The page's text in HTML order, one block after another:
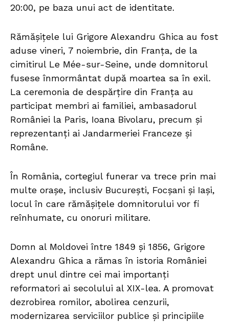
20:00, pe baza unui act de identitate.
Rămășițele lui Grigore Alexandru Ghica au fost
aduse vineri, 7 noiembrie, din Franța, de la
cimitirul Le Mée-sur-Seine, unde domnitorul
fusese înmormântat după moartea sa în exil.
La ceremonia de despărțire din Franța au
participat membri ai familiei, ambasadorul
României la Paris, Ioana Bivolaru, precum și
reprezentanți ai Jandarmeriei Franceze și
Române.
În România, cortegiul funerar va trece prin mai
multe orașe, inclusiv București, Focșani și Iași,
locul în care rămășițele domnitorului vor fi
reînhumate, cu onoruri militare.
Domn al Moldovei între 1849 și 1856, Grigore
Alexandru Ghica a rămas în istoria României
drept unul dintre cei mai importanți
reformatori ai secolului al XIX-lea. A promovat
dezrobirea romilor, abolirea cenzurii,
modernizarea serviciilor publice și principiile